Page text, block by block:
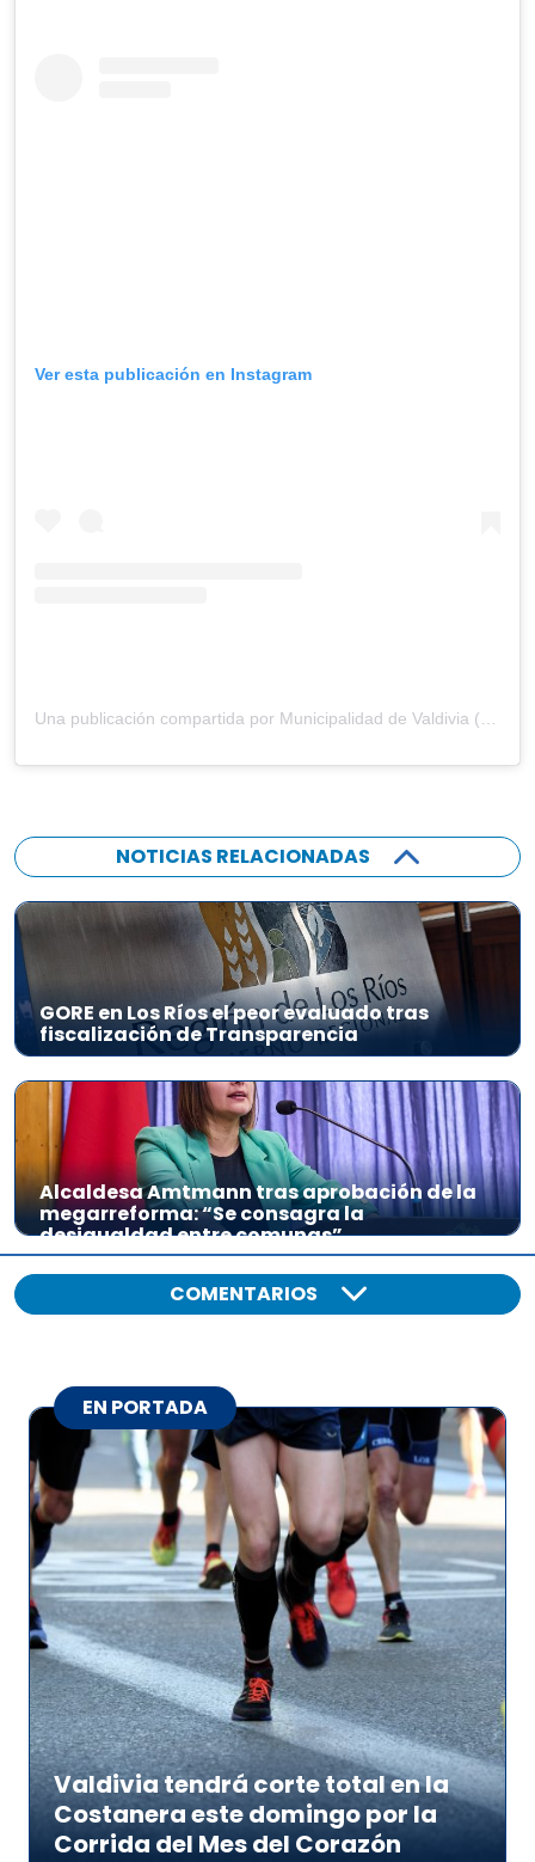
Ver esta publicación en Instagram
NOTICIAS RELACIONADAS
GORE en Los Ríos el peor evaluado tras
fiscalización de Transparencia
Alcaldesa Amtmann tras aprobación de la
megarreforma: “Se consagra la
desigualdad entre comunas”
COMENTARIOS
EN PORTADA
Valdivia tendrá corte total en la
Costanera este domingo por la
Corrida del Mes del Corazón